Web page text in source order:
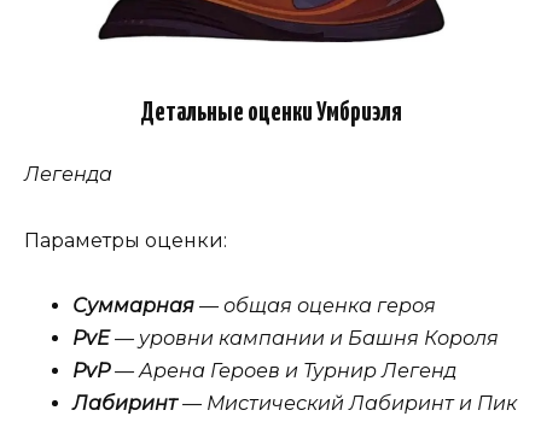
Детальные оценки Умбриэля
Легенда
Параметры оценки:
Суммарная — общая оценка героя
PvE— уровни кампании и Башня Короля
PvP— Арена Героев и Турнир Легенд
Лабиринт— Мистический Лабиринт и Пик